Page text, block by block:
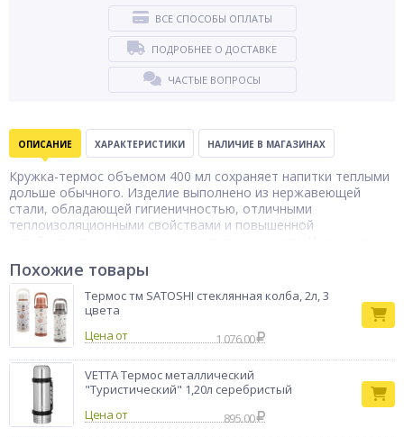
ВСЕ СПОСОБЫ ОПЛАТЫ
ПОДРОБНЕЕ О ДОСТАВКЕ
ЧАСТЫЕ ВОПРОСЫ
ОПИСАНИЕ ХАРАКТЕРИСТИКИ НАЛИЧИЕ В МАГАЗИНАХ
Кружка-термос объемом 400 мл сохраняет напитки теплыми
дольше обычного. Изделие выполнено из нержавеющей
стали, обладающей гигиеничностью, отличными
теплоизоляционными свойствами и повышенной
удобно использовать на отдыхе, работе и в автомобиле.
Тип товара
Термокружка
Бренд
Похожие товары
Термос тм SATOSHI стеклянная колба, 2л, 3
цвета
Цена от
1 076.00
VETTA Термос металлический
"Туристический" 1,20л серебристый
Цена от
895.00